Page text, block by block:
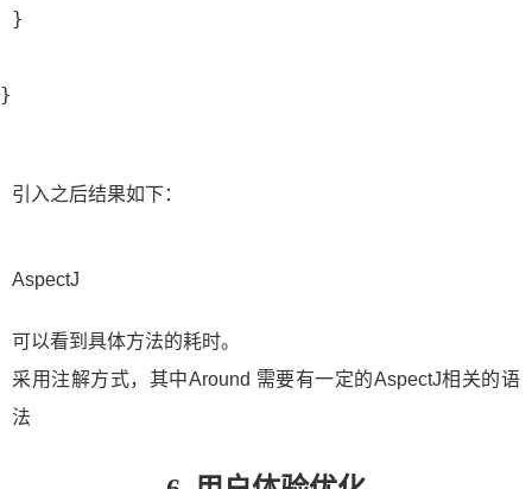
}
}
引入之后结果如下：
AspectJ
可以看到具体方法的耗时。
采用注解方式，其中Around 需要有一定的AspectJ相关的语
法